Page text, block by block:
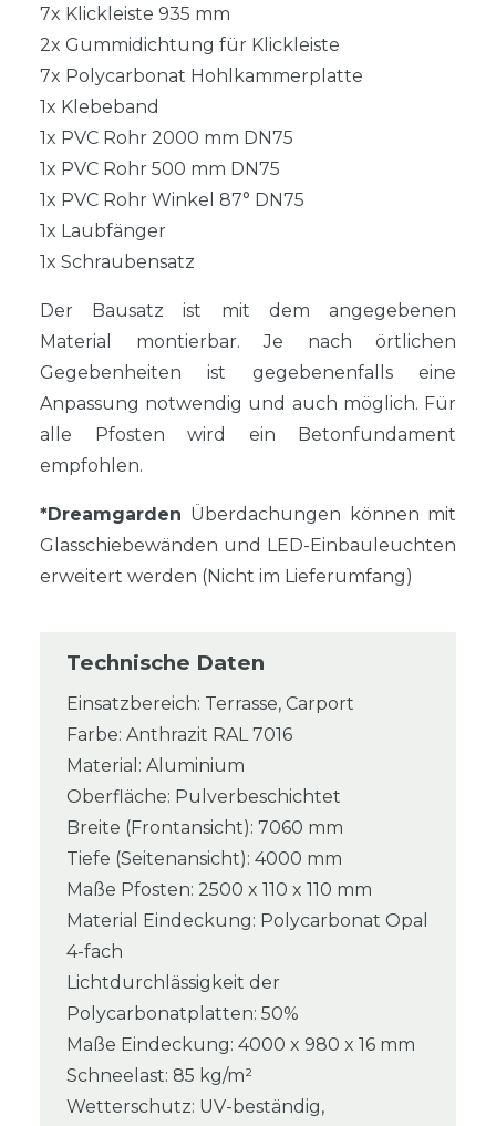
7x Klickleiste 935 mm
2x Gummidichtung für Klickleiste
7x Polycarbonat Hohlkammerplatte
1x Klebeband
1x PVC Rohr 2000 mm DN75
1x PVC Rohr 500 mm DN75
1x PVC Rohr Winkel 87° DN75
1x Laubfänger
1x Schraubensatz
Der Bausatz ist mit dem angegebenen
Material montierbar. Je nach örtlichen
Gegebenheiten ist gegebenenfalls eine
Anpassung notwendig und auch möglich. Für
alle Pfosten wird ein Betonfundament
empfohlen.
*Dreamgarden Überdachungen können mit
Glasschiebewänden und LED-Einbauleuchten
erweitert werden (Nicht im Lieferumfang)
Technische Daten
Einsatzbereich: Terrasse, Carport
Farbe: Anthrazit RAL 7016
Material: Aluminium
Oberfläche: Pulverbeschichtet
Breite (Frontansicht): 7060 mm
Tiefe (Seitenansicht): 4000 mm
Maße Pfosten: 2500 x 110 x 110 mm
Material Eindeckung: Polycarbonat Opal
4-fach
Lichtdurchlässigkeit der
Polycarbonatplatten: 50%
Maße Eindeckung: 4000 x 980 x 16 mm
Schneelast: 85 kg/m²
Wetterschutz: UV-beständig,